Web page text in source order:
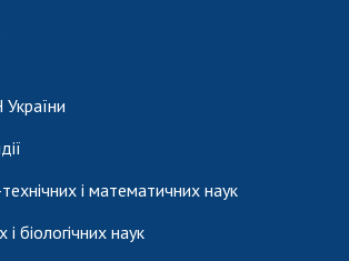
і математичних наук
і біологічних наук